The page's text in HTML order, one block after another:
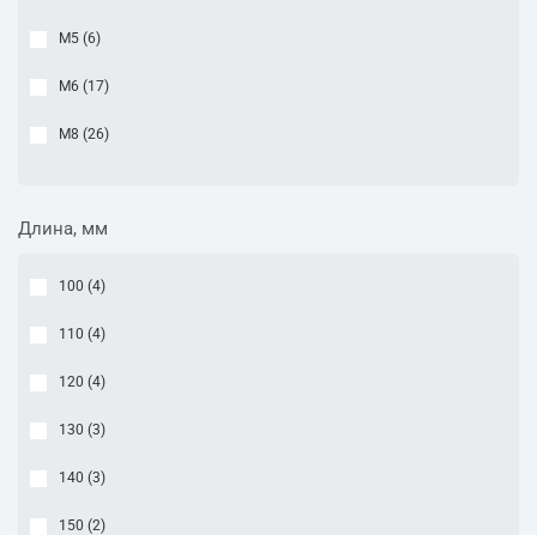
М5 (6)
М6 (17)
М8 (26)
Длина, мм
100 (4)
110 (4)
120 (4)
130 (3)
140 (3)
150 (2)